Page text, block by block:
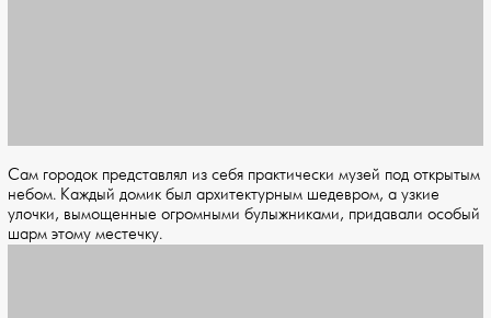
Сам городок представлял из себя практически музей под открытым
небом. Каждый домик был архитектурным шедевром, а узкие
улочки, вымощенные огромными булыжниками, придавали особый
шарм этому местечку.